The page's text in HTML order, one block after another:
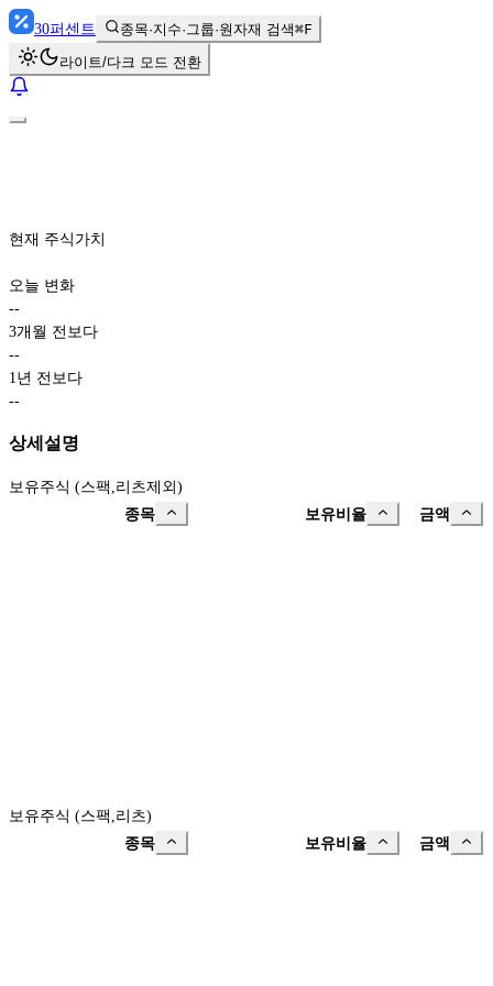
30퍼센트 종목·지수·그룹·원자재 검색⌘F
라이트/다크 모드 전환
현재 주식가치
오늘 변화
--
3개월 전보다
--
1년 전보다
--
상세설명
보유주식 (스팩,리츠제외)
종목
보유비율 금액
보유주식 (스팩,리츠)
종목
보유비율 금액